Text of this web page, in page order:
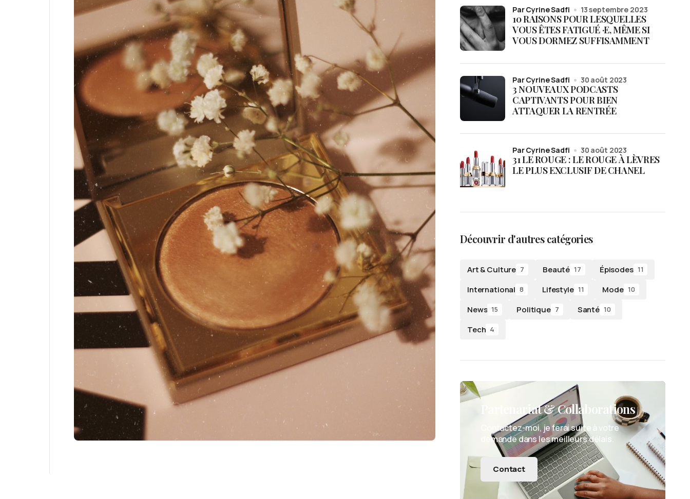
10 RAISONS POUR LESQUELLES
VOUS ÊTES FATIGUÉ ·E, MÊME SI
VOUS DORMEZ SUFFISAMMENT
par Cyrine Sadfi 13 septembre 2023
3 NOUVEAUX PODCASTS
CAPTIVANTS POUR BIEN
ATTAQUER LA RENTRÉE
par Cyrine Sadfi 30 août 2023
31 LE ROUGE : LE ROUGE À LÈVRES
LE PLUS EXCLUSIF DE CHANEL
par Cyrine Sadfi 30 août 2023
Découvrir d'autres catégories
Art & Culture 7 Beauté 17 Épisodes 11
International 8 Lifestyle 11 Mode 10
News 15 Politique 7 Santé 10
Tech 4
Partenariat & Collaborations
Contactez-moi, je ferai suite à votre
demande dans les meilleurs délais.
Contact